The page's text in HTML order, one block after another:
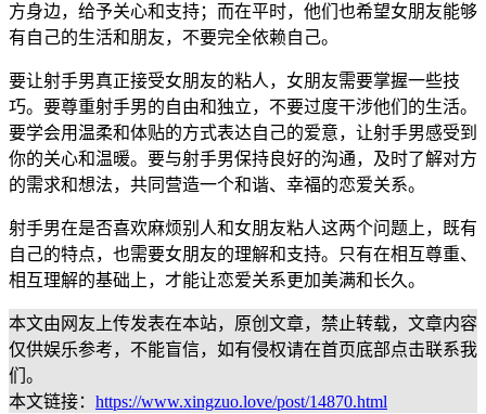
方身边，给予关心和支持；而在平时，他们也希望女朋友能够
有自己的生活和朋友，不要完全依赖自己。
要让射手男真正接受女朋友的粘人，女朋友需要掌握一些技
巧。要尊重射手男的自由和独立，不要过度干涉他们的生活。
要学会用温柔和体贴的方式表达自己的爱意，让射手男感受到
你的关心和温暖。要与射手男保持良好的沟通，及时了解对方
的需求和想法，共同营造一个和谐、幸福的恋爱关系。
射手男在是否喜欢麻烦别人和女朋友粘人这两个问题上，既有
自己的特点，也需要女朋友的理解和支持。只有在相互尊重、
相互理解的基础上，才能让恋爱关系更加美满和长久。
本文由网友上传发表在本站，原创文章，禁止转载，文章内容
仅供娱乐参考，不能盲信，如有侵权请在首页底部点击联系我
们。
本文链接： https://www.xingzuo.love/post/14870.html